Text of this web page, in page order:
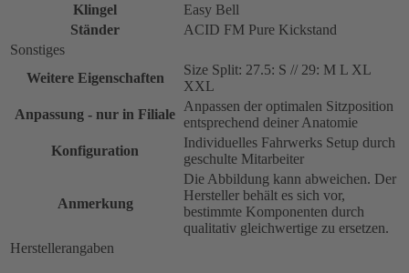
Klingel
Easy Bell
Ständer
ACID FM Pure Kickstand
Sonstiges
Weitere Eigenschaften
Size Split: 27.5: S // 29: M L XL
XXL
Anpassung - nur in Filiale
Anpassen der optimalen Sitzposition
entsprechend deiner Anatomie
Konfiguration
Individuelles Fahrwerks Setup durch
geschulte Mitarbeiter
Anmerkung
Die Abbildung kann abweichen. Der
Hersteller behält es sich vor,
bestimmte Komponenten durch
qualitativ gleichwertige zu ersetzen.
Herstellerangaben